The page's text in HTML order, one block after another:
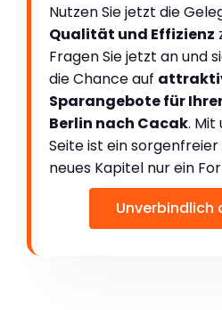
Nutzen Sie jetzt die
Qualität und Effizienz
Fragen Sie jetzt an und
die Chance auf
Sparangebote für
Berlin nach Cacak. Mit
Seite ist ein
neues Kapitel nur ein
Unverbindlich